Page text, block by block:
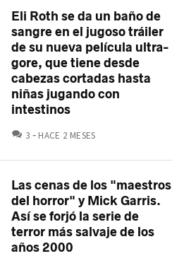
Eli Roth se da un baño de
sangre en el jugoso tráiler
de su nueva película ultra-
gore, que tiene desde
cabezas cortadas hasta
niñas jugando con
intestinos
3 COMENTARIOS
HACE 2 MESES
Las cenas de los "maestros
del horror" y Mick Garris.
Así se forjó la serie de
terror más salvaje de los
años 2000